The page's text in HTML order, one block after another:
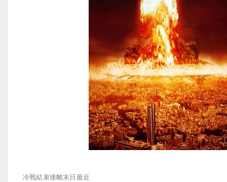
冷戰結束後離末日最近